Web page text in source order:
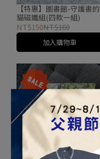
【特惠】圖書館-守護書的
貓磁鐵組(四款一組)
NT$150NT$160
加入購物車
【特惠】圖書館L夾